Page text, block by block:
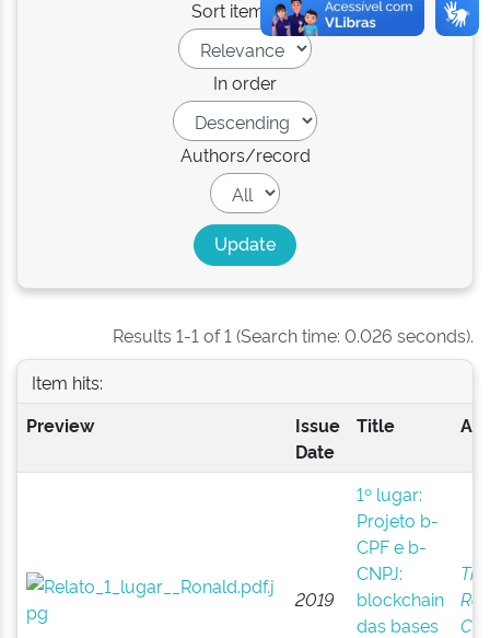
Sort items by
In order
Authors/record
Results 1-1 of 1 (Search time: 0.026 seconds).
Item hits:
Preview
Issue
Date
Title
2019
1º lugar:
Projeto b-
CPF e b-
CNPJ:
blockchain
das bases